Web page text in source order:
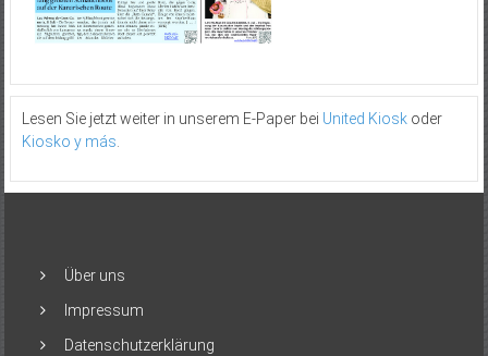
Lesen Sie jetzt weiter in unserem E-Paper bei United Kioskoder
Kiosko y más
Über uns
Impressum
Datenschutzerklärung